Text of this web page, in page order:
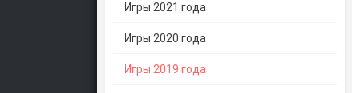
Игры 2021 года
Игры 2020 года
Игры 2019 года